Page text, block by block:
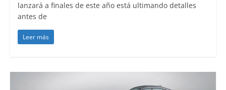
lanzará a finales de este año está ultimando detalles
antes de
Leer más